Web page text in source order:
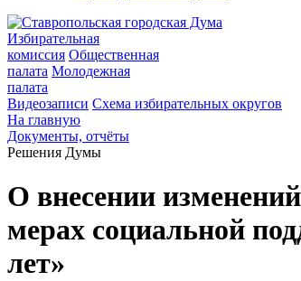
Избирательная
комиссия Общественная
палата Молодежная
палата
Видеозаписи Схема избирательных округов
На главную
Документы, отчёты
Решения Думы
О внесении
мерах социальной
лет»